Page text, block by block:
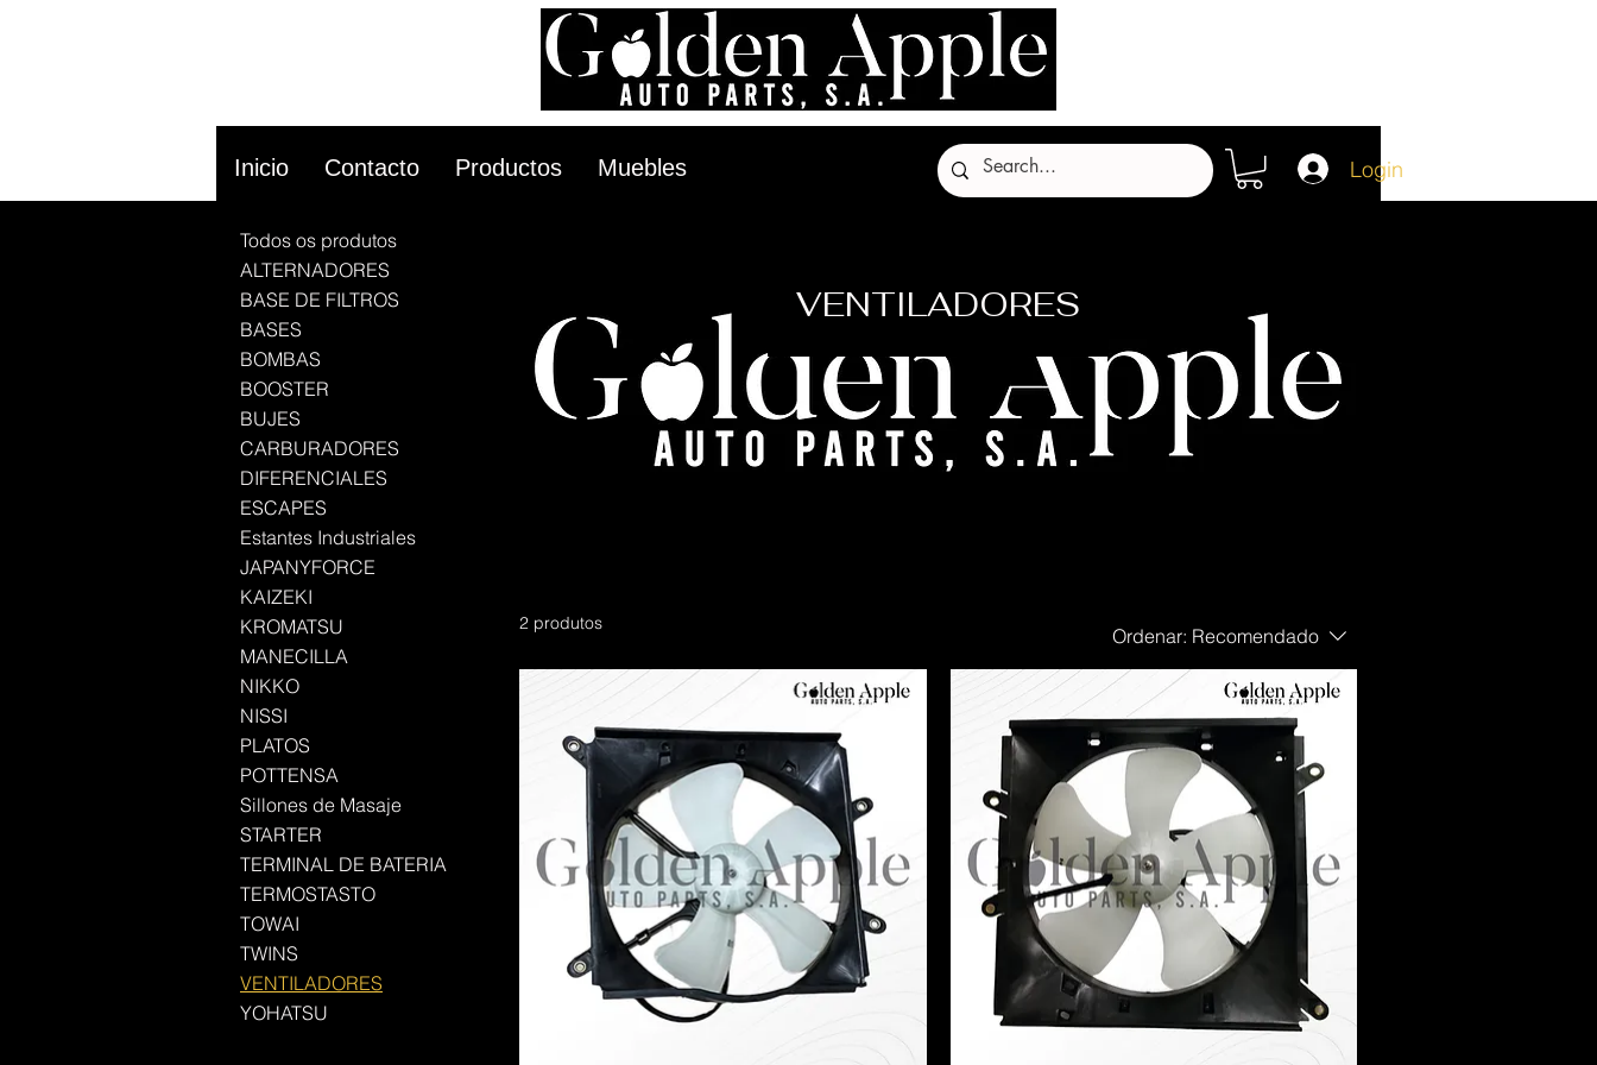
Inicio Contacto Productos Muebles Login
Todos os produtos
ALTERNADORES
BASE DE FILTROS
BASES
BOMBAS
BOOSTER
BUJES
CARBURADORES
DIFERENCIALES
ESCAPES
Estantes Industriales
JAPANYFORCE
KAIZEKI
KROMATSU
MANECILLA
NIKKO
NISSI
PLATOS
POTTENSA
Sillones de Masaje
STARTER
TERMINAL DE BATERIA
TERMOSTASTO
TOWAI
TWINS
VENTILADORES
YOHATSU
VENTILADORES
2 produtos
Ordenar: Recomendado